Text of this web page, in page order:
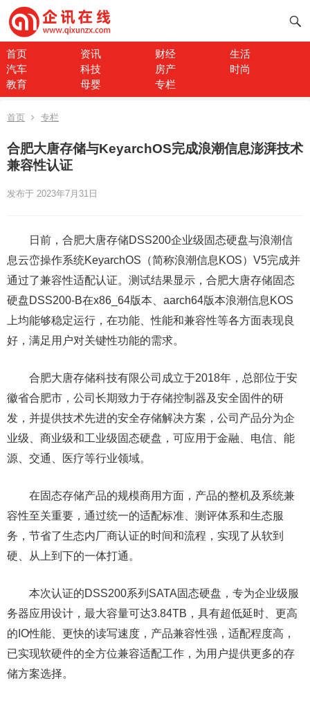
首页 资讯 财经
生活
汽车
科技 房产
时尚
教育
母婴 专栏
首页 专栏
合肥大唐存储与KeyarchOS完成浪潮信息澎湃技术
兼容性认证
发布于 2023年7月31日
日前，合肥大唐存储DSS200企业级固态硬盘与浪潮信
息云峦操作系统KeyarchOS（简称浪潮信息KOS）V5完成并
通过了兼容性适配认证。测试结果显示，合肥大唐存储固态
硬盘DSS200-B在x86_64版本、aarch64版本浪潮信息KOS
上均能够稳定运行，在功能、性能和兼容性等各方面表现良
好，满足用户对关键性功能的需求。
合肥大唐存储科技有限公司成立于2018年，总部位于安
徽省合肥市，公司长期致力于存储控制器及安全固件的研
发，并提供技术先进的安全存储解决方案，公司产品分为企
业级、商业级和工业级固态硬盘，可应用于金融、电信、能
源、交通、医疗等行业领域。
在固态存储产品的规模商用方面，产品的整机及系统兼
容性至关重要，通过统一的适配标准、测评体系和生态服
务，节省了生态内厂商认证的时间和流程，实现了从软到
硬、从上到下的一体打通。
本次认证的DSS200系列SATA固态硬盘，专为企业级服
务器应用设计，最大容量可达3.84TB，具有超低延时、更高
的IO性能、更快的读写速度，产品兼容性强，适配程度高，
已实现软硬件的全方位兼容适配工作，为用户提供更多的存
储方案选择。